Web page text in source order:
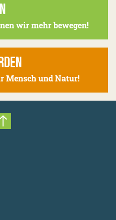
wir mehr bewegen!
Mensch und Natur!
Nach oben scrollen